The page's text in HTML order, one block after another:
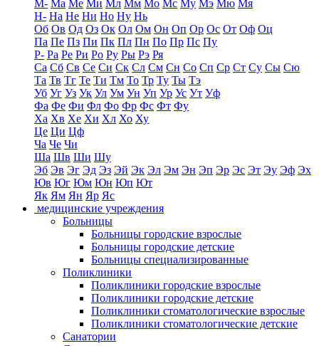
М- Ма Ме Ми Мл Мм Мо Мс Му Мэ Мю Мя
Н- На Не Ни Но Ну Нь
Об Ов Од Оз Ок Ол Ом Он Оп Ор Ос От Оф Оц
Па Пе Пз Пи Пк Пл Пн По Пр Пс Пу
Р- Ра Ре Ри Ро Ру Ры Рэ Ря
Са Сб Св Се Си Ск Сл См Сн Со Сп Ср Ст Су Сы Сю
Та Тв Тг Те Ти Тм То Тр Ту Ты Тэ
Уб Уг Уз Ук Ул Ум Ун Уп Ур Ус Ут Уф
Фа Фе Фи Фл Фо Фр Фс Фт Фу
Ха Хв Хе Хи Хл Хо Ху
Це Ци Цф
Ча Че Чи
Ша Шв Ши Шу
Эб Эв Эг Эд Эз Эй Эк Эл Эм Эн Эп Эр Эс Эт Эу Эф Эх
Юв Юг Юм Юн Юп Ют
Як Ям Ян Яр Яс
медицинские учреждения
Больницы
Больницы городские взрослые
Больницы городские детские
Больницы специализированные
Поликлиники
Поликлиники городские взрослые
Поликлиники городские детские
Поликлиники стоматологические взрослые
Поликлиники стоматологические детские
Санатории